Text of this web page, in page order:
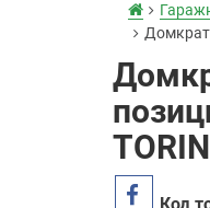
Домкрат